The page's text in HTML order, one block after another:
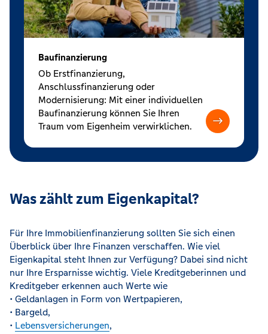
Baufinanzierung
Ob Erstfinanzierung,
Anschlussfinanzierung oder
Modernisierung: Mit einer individuellen
Baufinanzierung können Sie Ihren
Traum vom Eigenheim verwirklichen.
Was zählt zum Eigenkapital?
Für Ihre Immobilienfinanzierung sollten Sie sich einen
Überblick über Ihre Finanzen verschaffen. Wie viel
Eigenkapital steht Ihnen zur Verfügung? Dabei sind nicht
nur Ihre Ersparnisse wichtig. Viele Kreditgeberinnen und
Kreditgeber erkennen auch Werte wie
• Geldanlagen in Form von Wertpapieren,
• Bargeld,
• Lebensversicherungen,